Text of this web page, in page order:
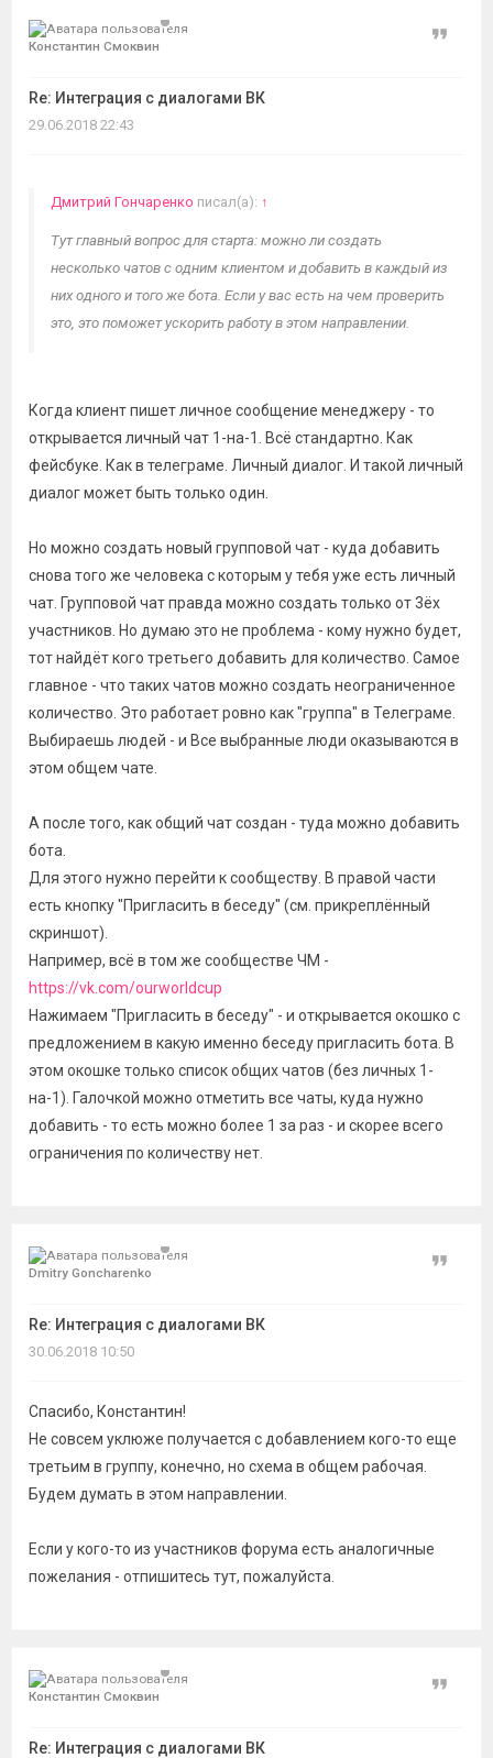
Константин Смоквин
Re: Интеграция с диалогами ВК
Цитата
29.06.2018 22:43
Дмитрий Гончаренко писал(а): ↑
Тут главный вопрос для старта: можно ли создать
несколько чатов с одним клиентом и добавить в каждый из
них одного и того же бота. Если у вас есть на чем проверить
это, это поможет ускорить работу в этом направлении.
Когда клиент пишет личное сообщение менеджеру - то
открывается личный чат 1-на-1. Всё стандартно. Как
фейсбуке. Как в телеграме. Личный диалог. И такой личный
диалог может быть только один.
Но можно создать новый групповой чат - куда добавить
снова того же человека с которым у тебя уже есть личный
чат. Групповой чат правда можно создать только от 3ёх
участников. Но думаю это не проблема - кому нужно будет,
тот найдёт кого третьего добавить для количество. Самое
главное - что таких чатов можно создать неограниченное
количество. Это работает ровно как "группа" в Телеграме.
Выбираешь людей - и Все выбранные люди оказываются в
этом общем чате.
А после того, как общий чат создан - туда можно добавить
бота.
Для этого нужно перейти к сообществу. В правой части
есть кнопку "Пригласить в беседу" (см. прикреплённый
скриншот).
Например, всё в том же сообществе ЧМ -
https://vk.com/ourworldcup
Нажимаем "Пригласить в беседу" - и открывается окошко с
предложением в какую именно беседу пригласить бота. В
этом окошке только список общих чатов (без личных 1-
на-1). Галочкой можно отметить все чаты, куда нужно
добавить - то есть можно более 1 за раз - и скорее всего
ограничения по количеству нет.
Dmitry Goncharenko
Re: Интеграция с диалогами ВК
Цитата
30.06.2018 10:50
Спасибо, Константин!
Не совсем уклюже получается с добавлением кого-то еще
третьим в группу, конечно, но схема в общем рабочая.
Будем думать в этом направлении.
Если у кого-то из участников форума есть аналогичные
пожелания - отпишитесь тут, пожалуйста.
Константин Смоквин
Re: Интеграция с диалогами ВК
Цитата